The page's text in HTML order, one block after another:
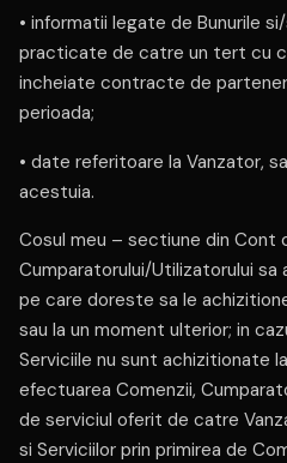
• informatii legate de Bunurile
practicate de catre un tert cu
incheiate contracte de
perioada;
• date referitoare la Vanzator,
acestuia.
Cosul meu – sectiune din Cont
Cumparatorului/Utilizatorului sa
pe care doreste sa le
sau la un moment ulterior; in
Serviciile nu sunt achizitionate
efectuarea Comenzii,
de serviciul oferit de catre
si Serviciilor prin primirea de